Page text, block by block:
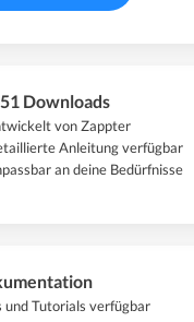
Downloads
von Zappter
Anleitung verfügbar
an deine Bedürfnisse
und Tutorials verfügbar